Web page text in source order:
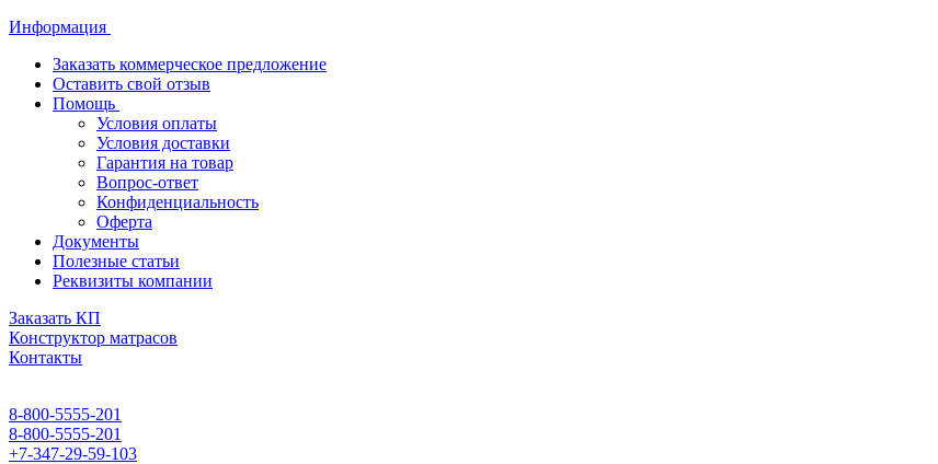
Информация
Заказать коммерческое предложение
Оставить свой отзыв
Помощь
Условия оплаты
Условия доставки
Гарантия на товар
Вопрос-ответ
Конфиденциальность
Оферта
Документы
Полезные статьи
Реквизиты компании
Заказать КП
Конструктор матрасов
Контакты
8-800-5555-201
8-800-5555-201
+7-347-29-59-103